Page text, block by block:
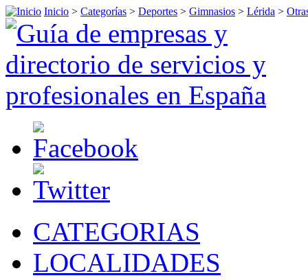
Inicio > Categorías > Deportes > Gimnasios > Lérida >
CATEGORIAS
LOCALIDADES